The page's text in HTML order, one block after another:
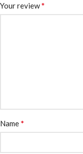
Your review*
Name*